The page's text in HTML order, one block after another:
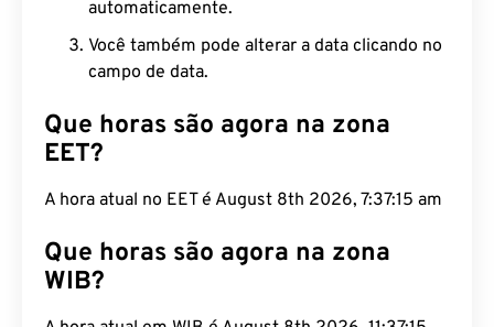
automaticamente.
Você também pode alterar a data clicando no
campo de data.
Que horas são agora na zona
EET?
A hora atual no EET é August 8th 2026, 7:37:16 am
Que horas são agora na zona
WIB?